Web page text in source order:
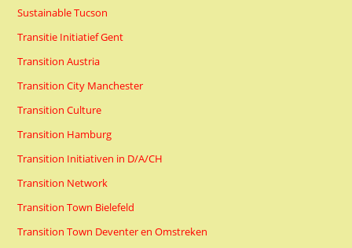
Sustainable Tucson
Transitie Initiatief Gent
Transition Austria
Transition City Manchester
Transition Culture
Transition Hamburg
Transition Initiativen in D/A/CH
Transition Network
Transition Town Bielefeld
Transition Town Deventer en Omstreken